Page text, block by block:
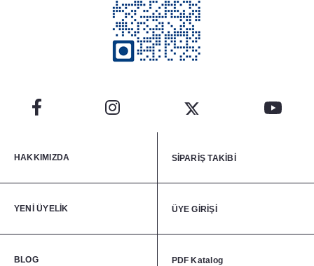
HAKKIMIZDA SİPARİŞ TAKİBİ
YENİ ÜYELİK ÜYE GİRİŞİ
BLOG PDF Katalog